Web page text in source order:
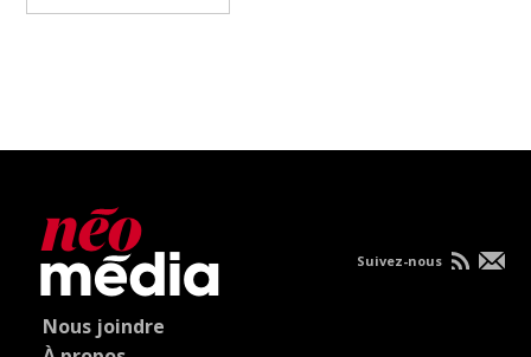
Nous joindre
Suivez-nous